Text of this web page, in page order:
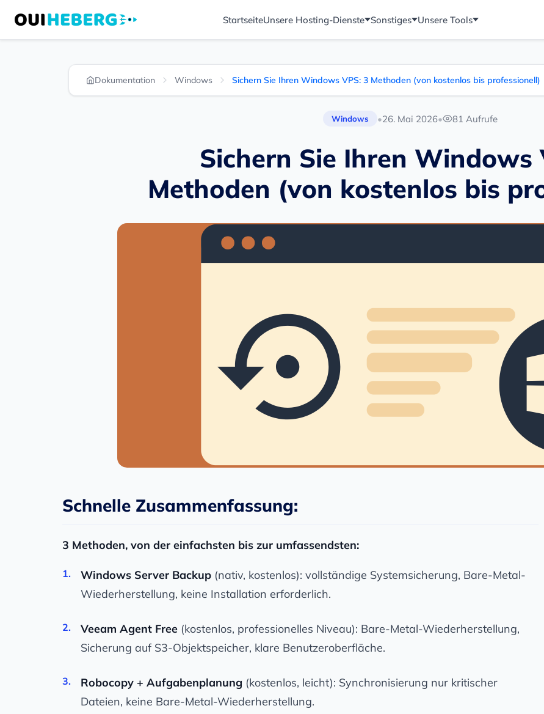
StartseiteUnsere Hosting-Dienste Sonstiges Unsere Tools
Dokumentation Windows Sichern Sie Ihren Windows VPS: 3 Methoden (von kostenlos bis professionell)
Windows •26. Mai 2026• 81 Aufrufe
Sichern Sie Ihren Windows
Methoden (von kostenlos bis
Schnelle Zusammenfassung:
3 Methoden, von der einfachsten bis zur umfassendsten:
Windows Server Backup (nativ, kostenlos): vollständige Systemsicherung, Bare-Metal-
Wiederherstellung, keine Installation erforderlich.
Veeam Agent Free (kostenlos, professionelles Niveau): Bare-Metal-Wiederherstellung,
Sicherung auf S3-Objektspeicher, klare Benutzeroberfläche.
Robocopy + Aufgabenplanung (kostenlos, leicht): Synchronisierung nur kritischer
Dateien, keine Bare-Metal-Wiederherstellung.